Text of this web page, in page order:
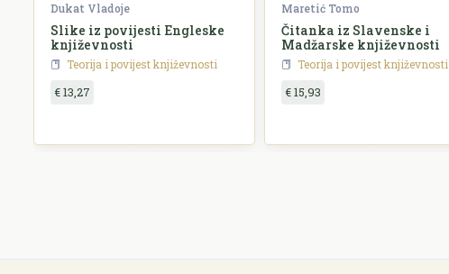
Dukat Vladoje
Slike iz povijesti Engleske
književnosti
Teorija i povijest književnosti
€ 13,27
Maretić Tomo
Čitanka iz Slavenske i
Madžarske književnosti
Teorija i povijest književnosti
€ 15,93